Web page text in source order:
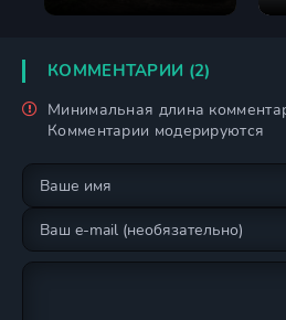
КОММЕНТАРИИ (2)
Минимальная длина
Комментарии модерируются